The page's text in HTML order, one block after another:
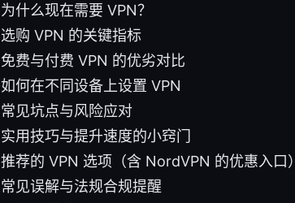
为什么现在需要 VPN？
选购 VPN 的关键指标
免费与付费 VPN 的优劣对比
如何在不同设备上设置 VPN
常见坑点与风险应对
实用技巧与提升速度的小窍门
推荐的 VPN 选项（含 NordVPN 的优惠入口）
常见误解与法规合规提醒